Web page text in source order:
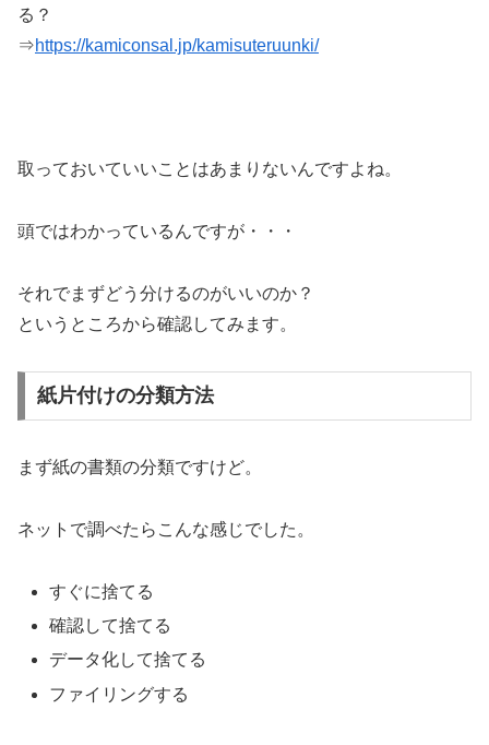
る？
⇒https://kamiconsal.jp/kamisuteruunki/
取っておいていいことはあまりないんですよね。
頭ではわかっているんですが・・・
それでまずどう分けるのがいいのか？
というところから確認してみます。
紙片付けの分類方法
まず紙の書類の分類ですけど。
ネットで調べたらこんな感じでした。
すぐに捨てる
確認して捨てる
データ化して捨てる
ファイリングする